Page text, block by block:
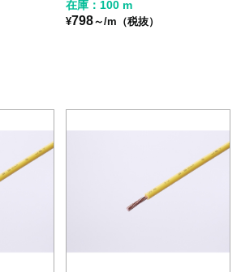
在庫：100 m
¥798～/m（税抜）